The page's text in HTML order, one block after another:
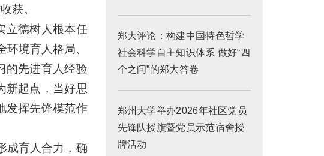
获。
立德树人根本任
境育人格局、
的先进育人经验
新起点，当好思
发挥先锋模范作
成育人合力，确
郑大评论：构建中国特色哲学
社会科学自主知识体系 做好“四
个之问”的郑大答卷
郑州大学举办2026年社区党员
先锋队授旗暨党员示范宿舍授
牌活动